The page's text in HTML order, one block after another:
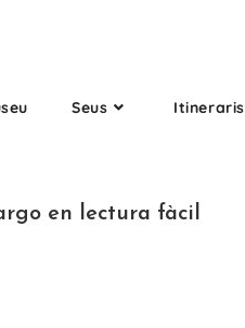
Seus Itineraris
en lectura fàcil